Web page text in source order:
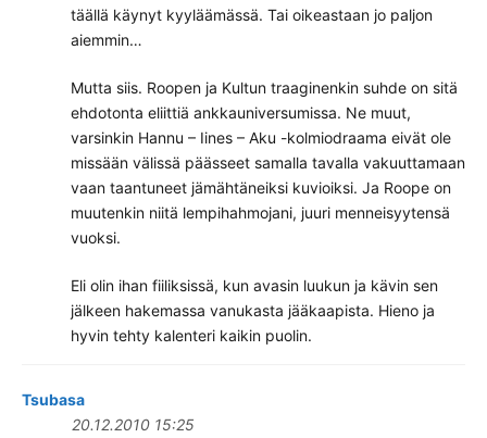
täällä käynyt kyyläämässä. Tai oikeastaan jo paljon
aiemmin…
Mutta siis. Roopen ja Kultun traaginenkin suhde on sitä
ehdotonta eliittiä ankkauniversumissa. Ne muut,
varsinkin Hannu – Iines – Aku -kolmiodraama eivät ole
missään välissä päässeet samalla tavalla vakuuttamaan
vaan taantuneet jämähtäneiksi kuvioiksi. Ja Roope on
muutenkin niitä lempihahmojani, juuri menneisyytensä
vuoksi.
Eli olin ihan fiiliksissä, kun avasin luukun ja kävin sen
jälkeen hakemassa vanukasta jääkaapista. Hieno ja
hyvin tehty kalenteri kaikin puolin.
Tsubasa
20.12.2010 15:25